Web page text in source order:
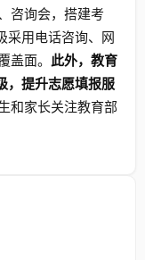
咨询会，搭建考
采用电话咨询、网
盖面。 此外，教育
，提升志愿填报服
和家长关注教育部